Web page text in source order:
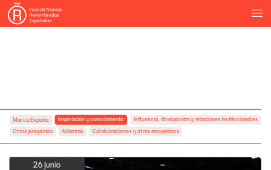
26 junio
Marca España
Otros proyectos Alianzas Colaboraciones y otros encuentros
Inspiración y conocimiento Influencia, divulgación y relaciones institucionales